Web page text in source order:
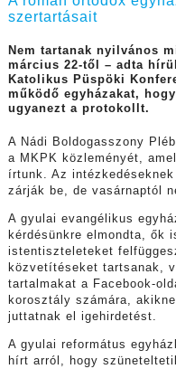
szertartásait
Nem tartanak nyilvános
március 22-től – adta
Katolikus Püspöki
működő egyházakat,
ugyanezt a protokollt.
A Nádi Boldogasszony
a MKPK közleményét,
írtunk. Az
zárják be, de vasárnaptól
A gyulai evangélikus
kérdésünkre elmondta, ők
istentiszteleteket
közvetítéseket tartsanak,
tartalmakat a Facebook-
korosztály számára,
juttatnak el igehirdetést.
A gyulai református
hírt arról, hogy